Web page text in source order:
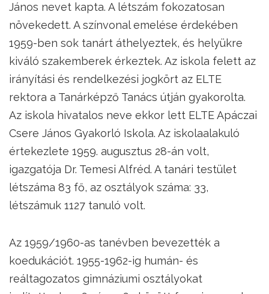
János nevet kapta. A létszám fokozatosan
növekedett. A színvonal emelése érdekében
1959-ben sok tanárt áthelyeztek, és helyükre
kiváló szakemberek érkeztek. Az iskola felett az
irányítási és rendelkezési jogkört az ELTE
rektora a Tanárképző Tanács útján gyakorolta.
Az iskola hivatalos neve ekkor lett ELTE Apáczai
Csere János Gyakorló Iskola. Az iskolaalakuló
értekezlete 1959. augusztus 28-án volt,
igazgatója Dr. Temesi Alfréd. A tanári testület
létszáma 83 fő, az osztályok száma: 33,
létszámuk 1127 tanuló volt.
Az 1959/1960-as tanévben bevezették a
koedukációt. 1955-1962-ig humán- és
reáltagozatos gimnáziumi osztályokat